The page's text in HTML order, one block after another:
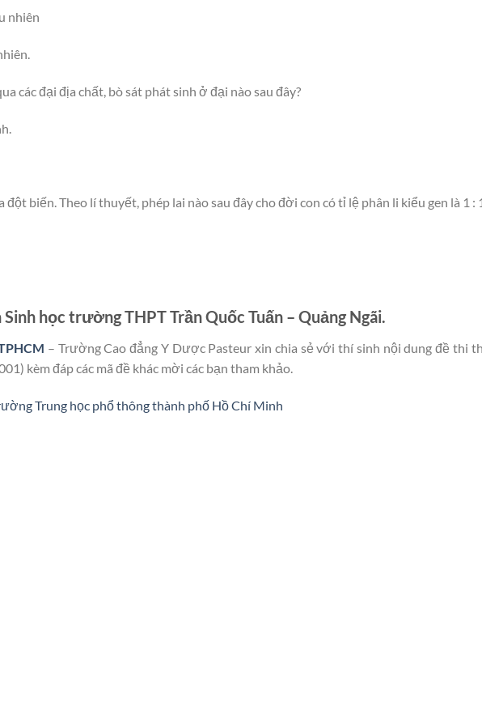
các đại địa chất, bò sát phát sinh ở đại nào sau đây?
biến. Theo lí thuyết, phép lai nào sau đây cho đời con có tỉ lệ phân li kiểu gen là 1 :
học trường THPT Trần Quốc Tuấn – Quảng Ngãi.
– Trường Cao đẳng Y Dược Pasteur xin chia sẻ với thí sinh nội dung đề thi
kèm đáp các mã đề khác mời các bạn tham khảo.
Trung học phổ thông thành phố Hồ Chí Minh